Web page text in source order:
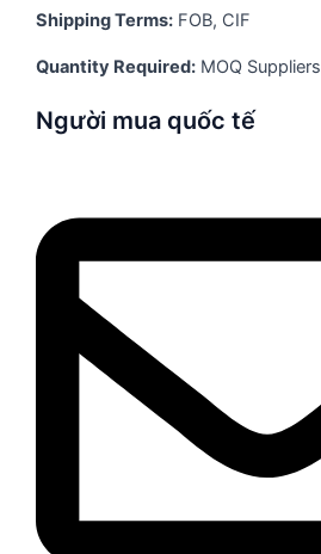
Shipping Terms: FOB, CIF
Quantity Required: MOQ Suppliers
Người mua quốc tế